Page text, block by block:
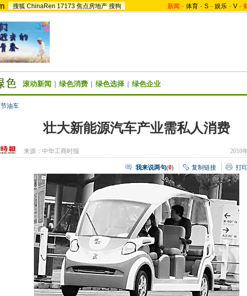
搜狐 ChinaRen 17173 焦点房地产 搜狗 新闻 - 体育 - S - 娱乐 - V -
滚动新闻 绿色消费 绿色选择 绿色企业
节油车
壮大新能源汽车产业需私人消费
来源： 中华工商时报 2010
我来说两句(0) 复制链接 打印